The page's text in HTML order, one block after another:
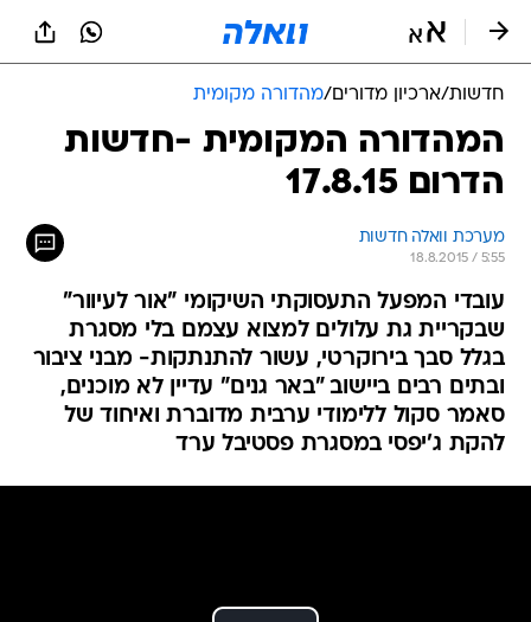
חדשות/ארכיון מדורים/מהדורה מקומית
המהדורה המקומית -חדשות
הדרום 17.8.15
מערכת וואלה חדשות
18.8.2015 / 5:55
עובדי המפעל התעסוקתי השיקומי "אור לעיוור"
שבקריית גת עלולים למצוא עצמם בלי מסגרת
בגלל סבך בירוקרטי, עשור להתנתקות- מבני ציבור
ובתים רבים ביישוב "באר גנים" עדיין לא מוכנים,
סאמר סקול ללימודי ערבית מדוברת ואיחוד של
להקת ג'יפסי במסגרת פסטיבל ערד